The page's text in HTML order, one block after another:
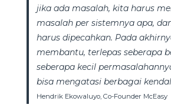
jika ada masalah, kita harus
masalah per sistemnya apa,
harus dipecahkan. Pada
membantu, terlepas seberapa
seberapa kecil
bisa mengatasi berbagai
Hendrik Ekowaluyo, Co-Founder McEasy